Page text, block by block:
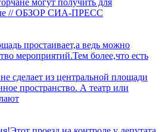
// ОБЗОР СИА-ПРЕСС
простаивает,а ведь можно
мероприятий.Тем более,что есть
сделает из центральной площади
пространство. А театр или